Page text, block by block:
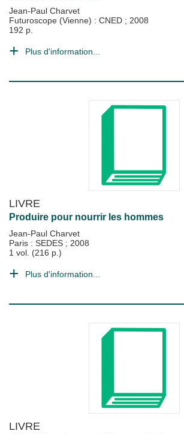
Jean-Paul Charvet
Futuroscope (Vienne) : CNED ; 2008
192 p.
Plus d'information...
LIVRE
Produire pour nourrir les hommes
Jean-Paul Charvet
Paris : SEDES ; 2008
1 vol. (216 p.)
Plus d'information...
LIVRE